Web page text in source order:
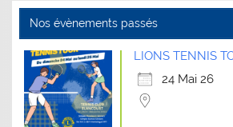
Nos évènements passés
LIONS TENNIS
24 Mai 26